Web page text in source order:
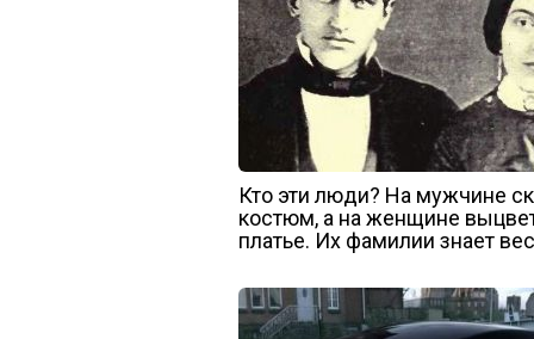
Кто эти люди? На мужчине
костюм, а на женщине
платье. Их фамилии знает